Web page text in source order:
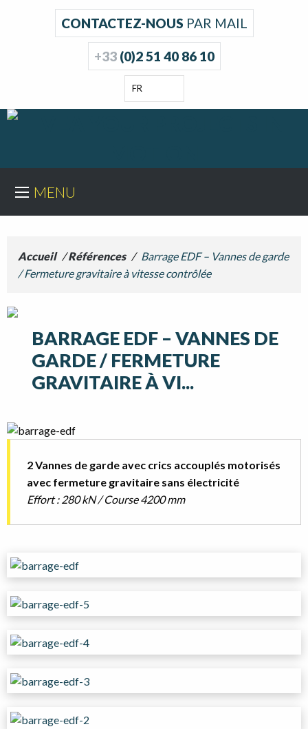
CONTACTEZ-NOUS PAR MAIL
+33(0)2 51 40 86 10
FR
MENU
Accueil /Références / Barrage EDF – Vannes de garde
/ Fermeture gravitaire à vitesse contrôlée
BARRAGE EDF – VANNES DE
GARDE / FERMETURE
GRAVITAIRE À VI...
2 Vannes de garde avec crics accouplés motorisés
avec fermeture gravitaire sans électricité
Effort : 280 kN / Course 4200 mm